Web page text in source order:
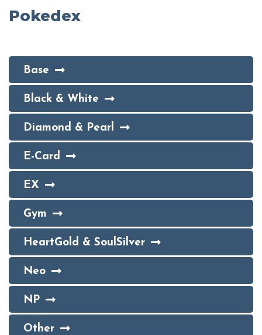
Pokedex
Base
Black & White
Diamond & Pearl
E-Card
EX
Gym
HeartGold & SoulSilver
Neo
NP
Other